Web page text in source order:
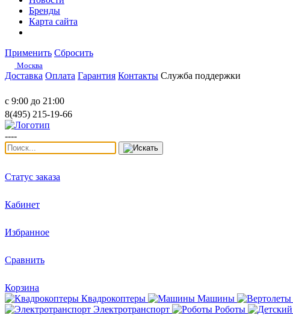
Бренды
Карта сайта
Применить Сбросить
Москва
Доставка Оплата Гарантия Контакты Служба поддержки
с 9:00 до 21:00
8(495) 215-19-66
----
Статус заказа
Кабинет
Избранное
Сравнить
Корзина
Квадрокоптеры
Машины
Электротранспорт
Роботы